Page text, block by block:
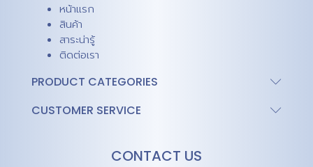
หน้าแรก
สินค้า
สาระน่ารู้
ติดต่อเรา
PRODUCT CATEGORIES
CUSTOMER SERVICE
CONTACT US